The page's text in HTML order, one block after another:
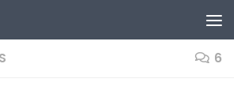
6